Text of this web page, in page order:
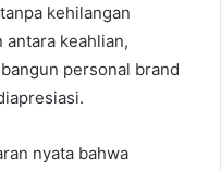
kehilangan
keahlian,
personal brand
nyata bahwa